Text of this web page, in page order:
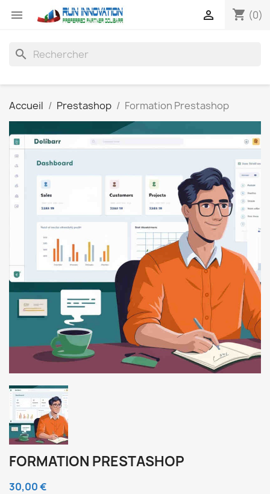
 shopping_cart (0)

search
Accueil Prestashop Formation Prestashop
FORMATION PRESTASHOP
30,00 €